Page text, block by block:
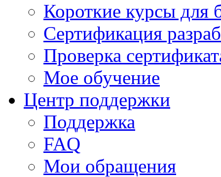
Короткие курсы для
Сертификация
Проверка
Мое обучение
Центр поддержки
Поддержка
FAQ
Мои обращения